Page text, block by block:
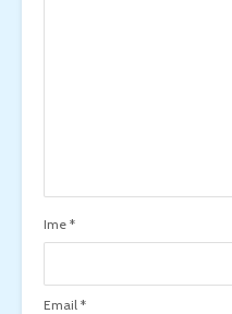
Ime *
Email *